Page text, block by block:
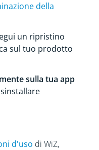
della
un ripristino
sul tuo prodotto
sulla tua app
d'uso di WiZ,